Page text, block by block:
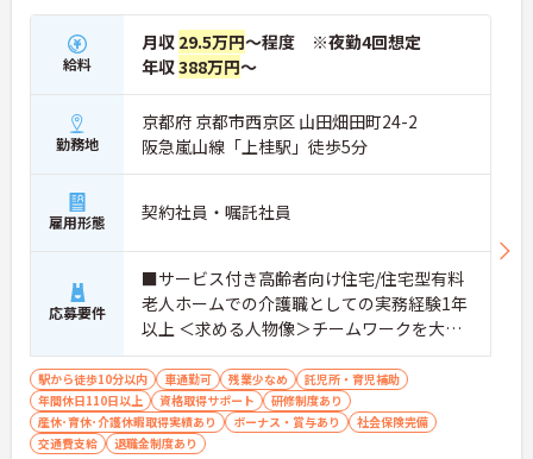
給料
月収 29.5万円～程度 ※夜勤4回想定
年収388万円～
勤務地
京都府 京都市西京区 山田畑田町24-2
阪急嵐山線「上桂駅」徒歩5分
雇用形態 契約社員・嘱託社員
応募要件
■サービス付き高齢者向け住宅/住宅型有料
老人ホームでの介護職としての実務経験1年
以上 ＜求める人物像＞チームワークを大切
にできる方、向上心のある方、何にでも積
極的に取り組める方、明るい対応が得意な
方
駅から徒歩10分以内 車通勤可 残業少なめ
託児所・育児補助
年間休日110日以上
資格取得サポート
研修制度あり
産休･育休･介護休暇取得実績あり
ボーナス・賞与あり
社会保険完備
交通費支給
退職金制度あり